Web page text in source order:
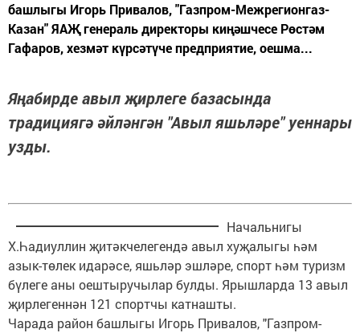
башлыгы Игорь Привалов, "Газпром-Межрегионгаз-
Казан" ЯАҖ генераль директоры киңәшчесе Рөстәм
Гафаров, хезмәт күрсәтүче предприятие, оешма...
Яңабирде авыл җирлеге базасында
традициягә әйләнгән "Авыл яшьләре" уеннары
узды.
Начальнигы
Х.Һадиуллин җитәкчелегендә авыл хуҗалыгы һәм
азык-төлек идарәсе, яшьләр эшләре, спорт һәм туризм
бүлеге аны оештыручылар булды. Ярышларда 13 авыл
җирлегеннән 121 спортчы катнашты.
Чарада район башлыгы Игорь Привалов, "Газпром-